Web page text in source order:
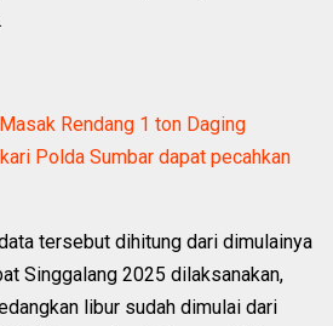
Rendang 1 ton Daging
Polda Sumbar dapat pecahkan
tersebut dihitung dari dimulainya
Singgalang 2025 dilaksanakan,
libur sudah dimulai dari